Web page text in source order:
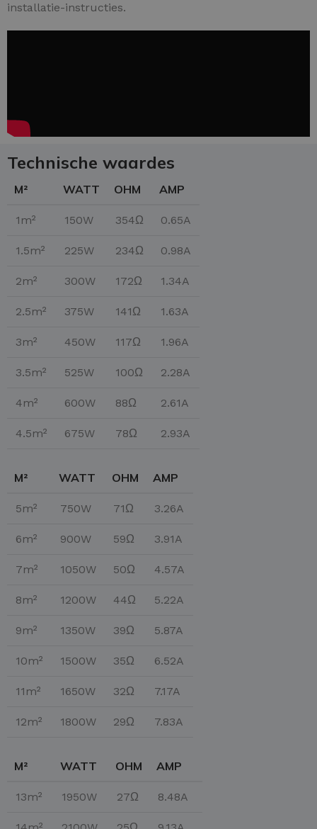
installatie-instructies.
Technische waardes
M² WATT OHM AMP
1m² 150W 354Ω 0.65A
1.5m² 225W 234Ω 0.98A
2m² 300W 172Ω 1.34A
2.5m² 375W 141Ω 1.63A
3m² 450W 117Ω 1.96A
3.5m² 525W 100Ω 2.28A
4m² 600W 88Ω 2.61A
4.5m² 675W 78Ω 2.93A
M² WATT OHM AMP
5m² 750W 71Ω 3.26A
6m² 900W 59Ω 3.91A
7m² 1050W 50Ω 4.57A
8m² 1200W 44Ω 5.22A
9m² 1350W 39Ω 5.87A
10m² 1500W 35Ω 6.52A
11m² 1650W 32Ω 7.17A
12m² 1800W 29Ω 7.83A
M² WATT OHM AMP
13m² 1950W 27Ω 8.48A